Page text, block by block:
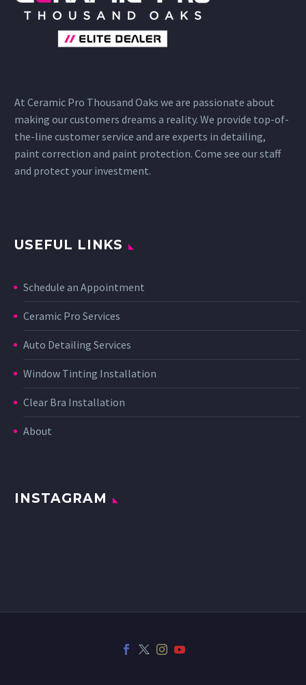
At Ceramic Pro Thousand Oaks we are passionate about
making our customers dreams a reality. We provide top-of-
the-line customer service and are experts in detailing,
paint correction and paint protection. Come see our staff
and protect your investment.
USEFUL LINKS
Schedule an Appointment
Ceramic Pro Services
Auto Detailing Services
Window Tinting Installation
Clear Bra Installation
About
INSTAGRAM